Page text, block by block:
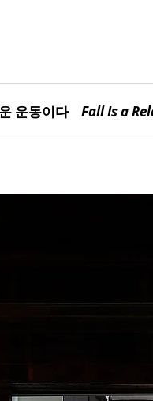
운동이다 Fall Is a